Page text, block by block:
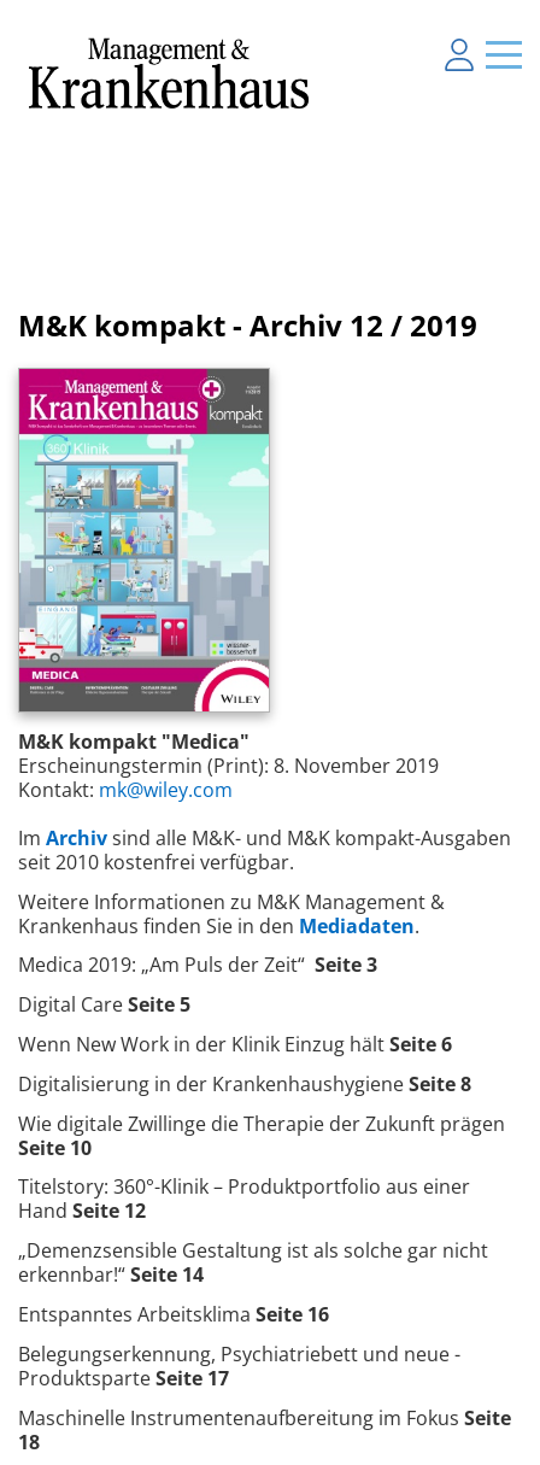
M&K kompakt - Archiv 12 / 2019
M&K kompakt "Medica"
Erscheinungstermin (Print): 8. November 2019
Kontakt: mk@wiley.com
Im Archivsind alle M&K- und M&K kompakt-Ausgaben
seit 2010 kostenfrei verfügbar.
Weitere Informationen zu M&K Management &
Krankenhaus finden Sie in den Mediadaten.
Medica 2019: „Am Puls der Zeit“ Seite 3
Digital CareSeite 5
Wenn New Work in der Klinik Einzug hältSeite 6
Digitalisierung in der KrankenhaushygieneSeite 8
Wie digitale Zwillinge die Therapie der Zukunft prägen
Seite 10
Titelstory: 360°-Klinik – Produktportfolio aus einer
Hand Seite 12
„Demenzsensible Gestaltung ist als solche gar nicht
erkennbar!“Seite 14
Entspanntes Arbeitsklima Seite 16
Belegungserkennung, Psychiatriebett und neue ­
ProduktsparteSeite 17
Maschinelle Instrumentenaufbereitung im Fokus Seite
18